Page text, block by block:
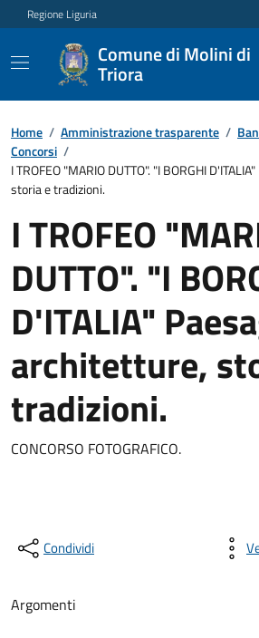
Regione Liguria
Comune di Molini di
Triora
Home / Amministrazione trasparente /
Concorsi /
I TROFEO "MARIO DUTTO". "I BORGHI
storia e tradizioni.
I TROFEO
DUTTO". "I
D'ITALIA"
architetture,
tradizioni.
CONCORSO FOTOGRAFICO.
Condividi
Argomenti